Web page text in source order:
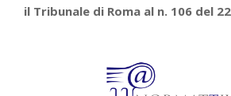
il Tribunale di Roma al n. 106 del